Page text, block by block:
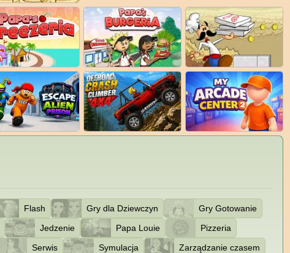
Flash Gry dla Dziewczyn
Gry Gotowanie
Jedzenie Papa Louie
Pizzeria
Serwis Symulacja Zarządzanie czasem